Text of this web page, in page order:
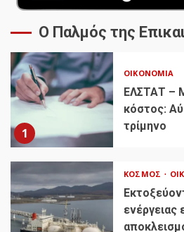
Ο Παλμός της
1
ΟΙΚΟΝΟΜΊΑ
ΕΛΣΤΑΤ –
κόστος:
τρίμηνο
ΚΌΣΜΟΣ